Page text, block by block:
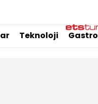
Teknoloji Gastro